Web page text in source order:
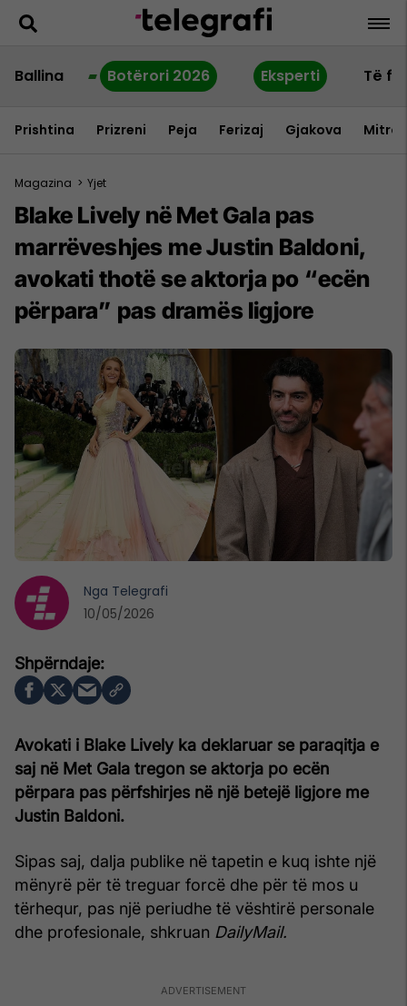
Ballina Botërori 2026 Eksperti Të
Prishtina Prizreni Peja Ferizaj Gjakova
Magazina > Yjet
Blake Lively në Met Gala pas
marrëveshjes me Justin Baldoni,
avokati thotë se aktorja po “ecën
përpara” pas dramës ligjore
Avokati i Blake Lively ka deklaruar se paraqitja e
saj në Met Gala tregon se aktorja po ecën
përpara pas përfshirjes në një betejë ligjore me
Justin Baldoni.
Sipas saj, dalja publike në tapetin e kuq ishte një
mënyrë për të treguar forcë dhe për të mos u
tërhequr, pas një periudhe të vështirë personale
dhe profesionale, shkruan DailyMail.
Nga Telegrafi
10/05/2026